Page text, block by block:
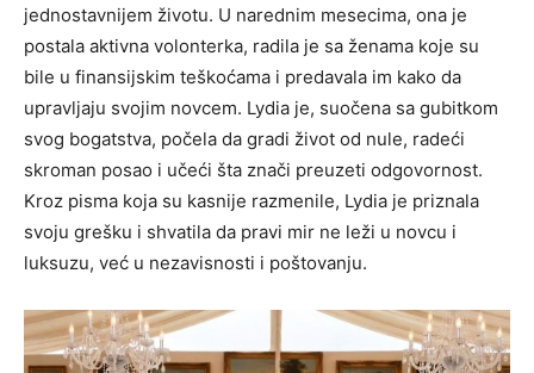
jednostavnijem životu. U narednim mesecima, ona je
postala aktivna volonterka, radila je sa ženama koje su
bile u finansijskim teškoćama i predavala im kako da
upravljaju svojim novcem. Lydia je, suočena sa gubitkom
svog bogatstva, počela da gradi život od nule, radeći
skroman posao i učeći šta znači preuzeti odgovornost.
Kroz pisma koja su kasnije razmenile, Lydia je priznala
svoju grešku i shvatila da pravi mir ne leži u novcu i
luksuzu, već u nezavisnosti i poštovanju.